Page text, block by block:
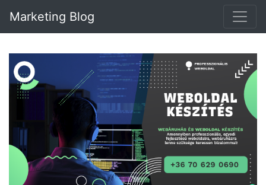
Marketing Blog